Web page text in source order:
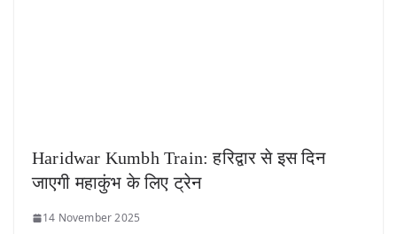
Haridwar Kumbh Train: हरिद्वार से इस दिन
जाएगी महाकुंभ के लिए ट्रेन
14 November 2025